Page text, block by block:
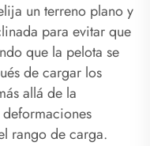
un terreno plano y
para evitar que
que la pelota se
de cargar los
allá de la
rango de carga.